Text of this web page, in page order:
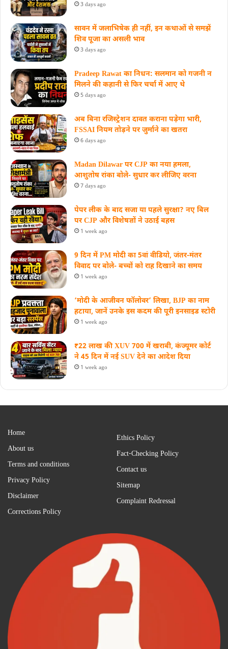
3 days ago
सावन में जलाभिषेक ही नहीं, इन कथाओं से समझें
शिव पूजा का असली भाव
3 days ago
Pradeep Rawat का निधन: सलमान को गजनी न
मिलने की कहानी से फिर चर्चा में आए थे
5 days ago
अब बिना रजिस्ट्रेशन दावत कराना पड़ेगा भारी,
FSSAI नियम तोड़ने पर जुर्माने का खतरा
6 days ago
Madan Dilawar पर CJP का नया हमला,
आशुतोष रांका बोले- सुधार कर लीजिए वरना
7 days ago
पेपर लीक के बाद सजा या पहले सुरक्षा? नए बिल
पर CJP और विशेषज्ञों ने उठाई बहस
1 week ago
9 दिन में PM मोदी का 5वां वीडियो, जंतर-मंतर
विवाद पर बोले- बच्चों को राह दिखाने का समय
1 week ago
‘मोदी के आजीवन फॉलोवर’ लिखा, BJP का नाम
हटाया, जानें उनके इस कदम की पूरी इनसाइड स्‍टोरी
1 week ago
₹22 लाख की XUV 700 में खराबी, कंज्यूमर कोर्ट
ने 45 दिन में नई SUV देने का आदेश दिया
1 week ago
Home
About us
Terms and conditions
Privacy Policy
Disclaimer
Corrections Policy
Ethics Policy
Fact-Checking Policy
Contact us
Sitemap
Complaint Redressal